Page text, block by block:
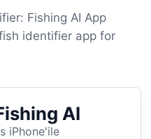
Fishing AI App
identifier app for
AI
iPhone'ile